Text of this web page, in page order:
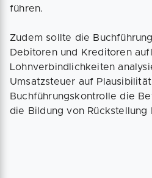
führen.
Zudem sollte die
Debitoren und Kreditoren
Lohnverbindlichkeiten
Umsatzsteuer auf
Buchführungskontrolle die
die Bildung von Rückstellung